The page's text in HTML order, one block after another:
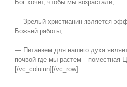
Бог хочет, чтобы мы возрастали;
— Зрелый христианин является
Божьей работы;
— Питанием для нашего духа
почвой где мы растем – поместная
[/vc_column][/vc_row]